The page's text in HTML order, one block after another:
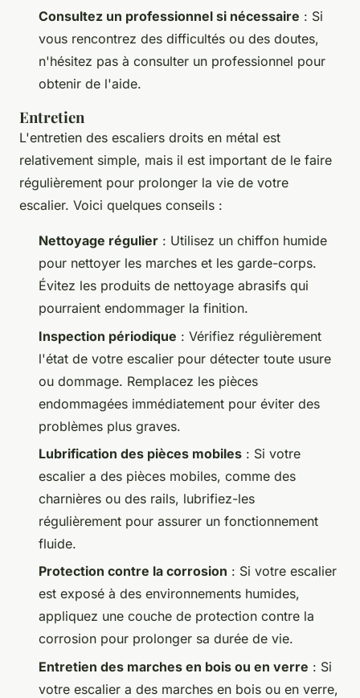
Consultez un professionnel si nécessaire : Si
vous rencontrez des difficultés ou des doutes,
n'hésitez pas à consulter un professionnel pour
obtenir de l'aide.
Entretien
L'entretien des escaliers droits en métal est
relativement simple, mais il est important de le faire
régulièrement pour prolonger la vie de votre
escalier. Voici quelques conseils :
Nettoyage régulier : Utilisez un chiffon humide
pour nettoyer les marches et les garde-corps.
Évitez les produits de nettoyage abrasifs qui
pourraient endommager la finition.
Inspection périodique : Vérifiez régulièrement
l'état de votre escalier pour détecter toute usure
ou dommage. Remplacez les pièces
endommagées immédiatement pour éviter des
problèmes plus graves.
Lubrification des pièces mobiles : Si votre
escalier a des pièces mobiles, comme des
charnières ou des rails, lubrifiez-les
régulièrement pour assurer un fonctionnement
fluide.
Protection contre la corrosion : Si votre escalier
est exposé à des environnements humides,
appliquez une couche de protection contre la
corrosion pour prolonger sa durée de vie.
Entretien des marches en bois ou en verre : Si
votre escalier a des marches en bois ou en verre,